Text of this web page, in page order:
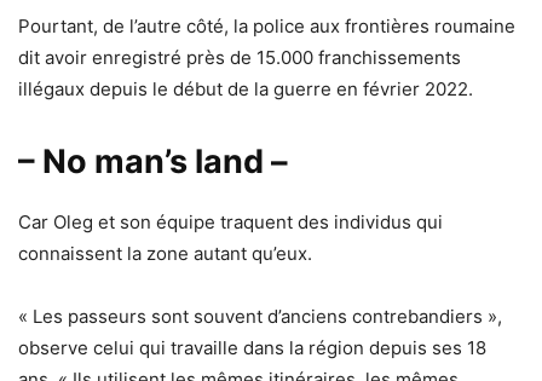
Pourtant, de l’autre côté, la police aux frontières roumaine
dit avoir enregistré près de 15.000 franchissements
illégaux depuis le début de la guerre en février 2022.
– No man’s land –
Car Oleg et son équipe traquent des individus qui
connaissent la zone autant qu’eux.
« Les passeurs sont souvent d’anciens contrebandiers »,
observe celui qui travaille dans la région depuis ses 18